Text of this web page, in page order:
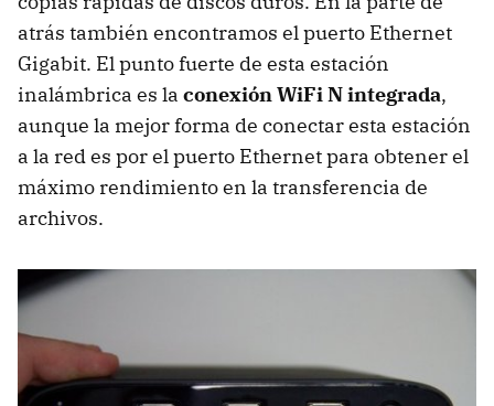
atrás también encontramos el puerto Ethernet
Gigabit. El punto fuerte de esta estación
inalámbrica es la conexión WiFi N integrada,
aunque la mejor forma de conectar esta estación
a la red es por el puerto Ethernet para obtener el
máximo rendimiento en la transferencia de
archivos.